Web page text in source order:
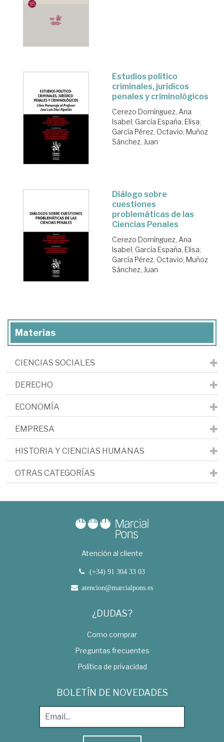
Estudios político
criminales, jurídicos
penales y criminológicos
Cerezo Domínguez, Ana
Isabel; García España, Elisa;
García Pérez, Octavio; Muñoz
Sánchez, Juan
Diálogo sobre
cuestiones
problemáticas de las
Ciencias Penales
Cerezo Domínguez, Ana
Isabel; García España, Elisa;
García Pérez, Octavio; Muñoz
Sánchez, Juan
Materias
CIENCIAS SOCIALES
DERECHO
ECONOMÍA
EMPRESA
HISTORIA Y CIENCIAS HUMANAS
OTRAS CATEGORÍAS
Atención al cliente
(+34) 91 304 33 03
atencion@marcialpons.es
¿DUDAS?
Como comprar
Preguntas frecuentes
Política de privacidad
BOLETÍN DE NOVEDADES